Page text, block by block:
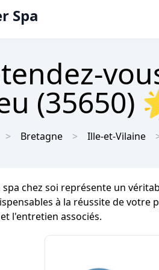
Spa
(35650)
Bretagne Ille-et-Vilaine
chez soi représente un
à la réussite de
l'entretien associés.